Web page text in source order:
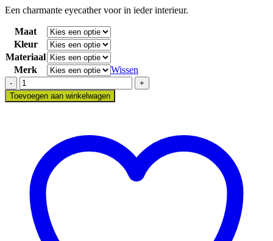
tot
Een charmante eyecather voor in ieder interieur.
Maat
Kleur
Materiaal
Merk
Wissen
Vaas
“Vogel
op
Toevoegen aan winkelwagen